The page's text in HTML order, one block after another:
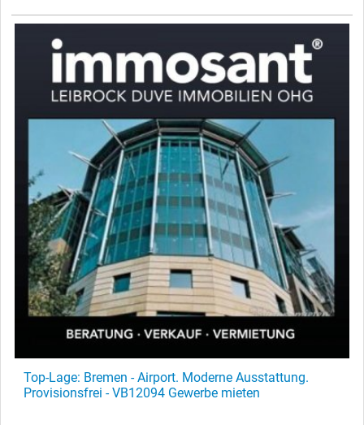
Top-Lage: Bremen - Airport. Moderne Ausstattung.
Provisionsfrei - VB12094 Gewerbe mieten